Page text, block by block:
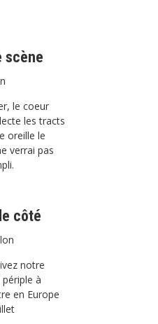
scène
le coeur
les tracts
oreille le
verrai pas
côté
notre
à
en Europe